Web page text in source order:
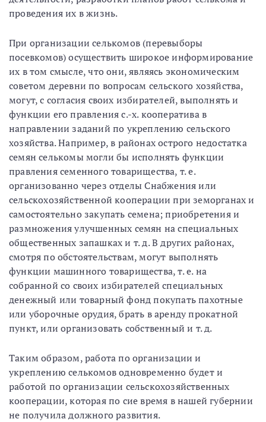
проведения их в жизнь.
При организации селькомов (перевыборы
посевкомов) осуществить широкое информирование
их в том смысле, что они, являясь экономическим
советом деревни по вопросам сельского хозяйства,
могут, с согласия своих избирателей, выполнять и
функции его правления с.-х. кооператива в
направлении заданий по укреплению сельского
хозяйства. Например, в районах острого недостатка
семян селькомы могли бы исполнять функции
правления семенного товарищества, т. е.
организованно через отделы Снабжения или
сельскохозяйственной кооперации при земорганах и
самостоятельно закупать семена; приобретения и
размножения улучшенных семян на специальных
общественных запашках и т. д. В других районах,
смотря по обстоятельствам, могут выполнять
функции машинного товарищества, т. е. на
собранной со своих избирателей специальных
денежный или товарный фонд покупать пахотные
или уборочные орудия, брать в аренду прокатной
пункт, или организовать собственный и т. д.
Таким образом, работа по организации и
укреплению селькомов одновременно будет и
работой по организации сельскохозяйственных
кооперации, которая по сие время в нашей губернии
не получила должного развития.